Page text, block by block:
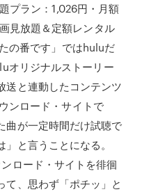
プラン：1,026円・月額
見放題＆定額レンタル
の番です」ではhuluだ
オリジナルストーリー
送と連動したコンテンツ
ンロード・サイトで
曲が一定時間だけ試聴で
と言うことになる。
ロード・サイトを徘徊
て、思わず「ポチッ」と